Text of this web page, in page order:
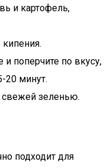
и картофель,
поперчите по вкусу,
20 минут.
свежей зеленью.
подходит для